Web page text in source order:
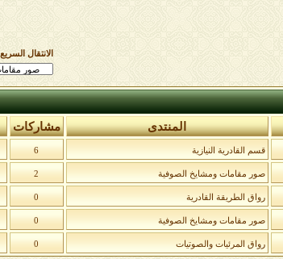
الانتقال السريع
المنتدى مشاركات
قسم القادرية النيازية 6
صور مقامات ومشايخ الصوفية 2
رواق الطريقة القادرية 0
صور مقامات ومشايخ الصوفية 0
رواق المرئيات والصوتيات 0